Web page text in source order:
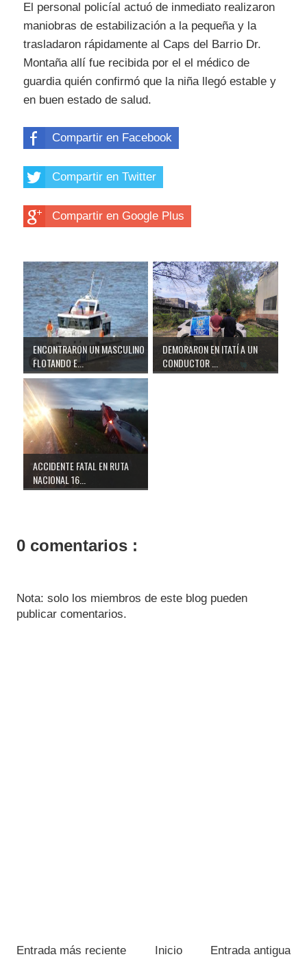
El personal policíal actuó de inmediato realizaron
maniobras de estabilización a la pequeña y la
trasladaron rápidamente al Caps del Barrio Dr.
Montaña allí fue recibida por el el médico de
guardia quién confirmó que la niña llegó estable y
en buen estado de salud.
Compartir en Facebook
Compartir en Twitter
Compartir en Google Plus
ENCONTRARON UN MASCULINO
FLOTANDO E...
DEMORARON EN ITATÍ A UN
CONDUCTOR ...
ACCIDENTE FATAL EN RUTA
NACIONAL 16...
0 comentarios :
Nota: solo los miembros de este blog pueden
publicar comentarios.
Entrada más reciente Entrada antigua
Inicio